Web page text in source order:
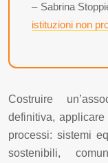
– Sabrina
istituzioni non
Costruire
definitiva,
processi: sistemi
sostenibili,